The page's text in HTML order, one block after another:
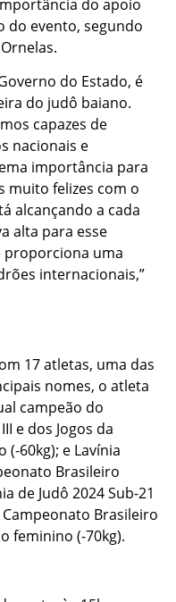
do apoio
do evento, segundo
do Estado, é
do judô baiano.
capazes de
nacionais e
importância para
muito felizes com o
alcançando a cada
alta para esse
proporciona uma
internacionais,”
17 atletas, uma das
nomes, o atleta
campeão do
e dos Jogos da
(-60kg); e Lavínia
Brasileiro
de Judô 2024 Sub-21
Brasileiro
feminino (-70kg).